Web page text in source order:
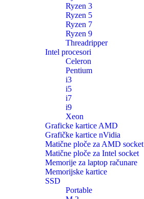
Ryzen 3
Ryzen 5
Ryzen 7
Ryzen 9
Threadripper
Intel procesori
Celeron
Pentium
i3
i5
i7
i9
Xeon
Graficke kartice AMD
Grafičke kartice nVidia
Matične ploče za AMD socket
Matične ploče za Intel socket
Memorije za laptop računare
Memorijske kartice
SSD
Portable